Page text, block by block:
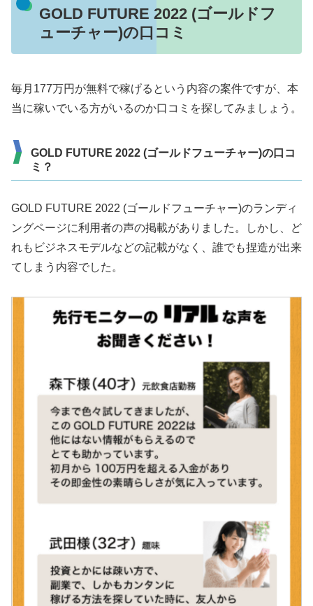
GOLD FUTURE 2022 (ゴールドフ
ューチャー)の口コミ
毎月177万円が無料で稼げるという内容の案件ですが、本
当に稼いでいる方がいるのか口コミを探してみましょう。
GOLD FUTURE 2022 (ゴールドフューチャー)の口コ
ミ？
GOLD FUTURE 2022 (ゴールドフューチャー)のランディ
ングページに利用者の声の掲載がありました。しかし、ど
れもビジネスモデルなどの記載がなく、誰でも捏造が出来
てしまう内容でした。